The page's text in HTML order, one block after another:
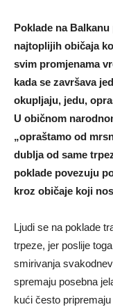
Poklade na
najtoplijih običaja
svim promjenama
kada se završava
okupljaju, jedu,
U običnom
„opraštamo od
dublja od same
poklade povezuju
kroz običaje koji
Ljudi se na poklade
trpeze, jer poslije
smirivanja
spremaju posebna
kući često